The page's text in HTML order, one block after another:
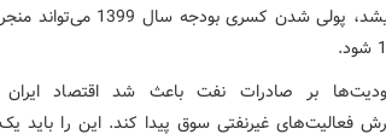
نیندیشد، پولی شدن
بر صادرات نفت باعث شد اقتصاد ایران
فعالیت‌های غیرنفتی سوق پیدا کند. این را باید